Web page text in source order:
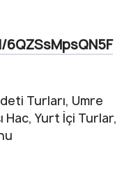
Turları, Umre
Hac, Yurt İçi Turlar,